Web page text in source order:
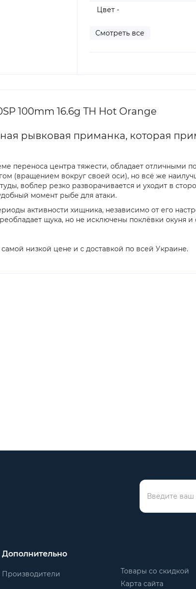
Цвет -
Смотреть все
100mm 16.6g TH Hot Orange
рывковая приманка, которая
переноса центра тяжести, обладает отличными
(вращением вокруг своей оси), но всё же
воблер резко разворачивается и уходит в
момент рыбе для атаки.
активности хищника, независимо от его
щука, но не исключены поклёвки окуня и
низкой цене и с доставкой по всей Украине.
Дополнительно
Производители
Товары со скидкой
Карта сайта